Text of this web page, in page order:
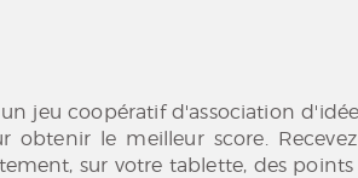
jeu coopératif d'association
obtenir le meilleur score.
sur votre tablette, des